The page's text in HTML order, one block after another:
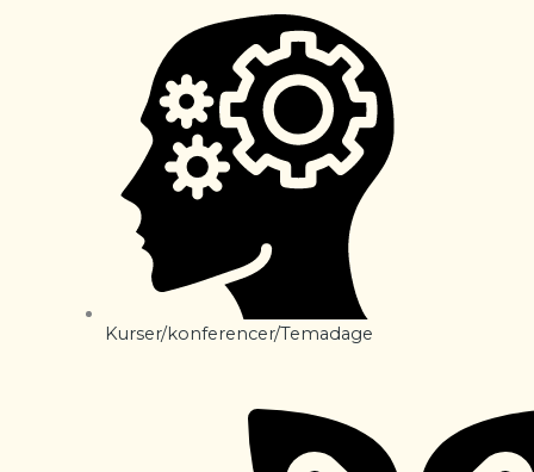
Kurser/konferencer/Temadage